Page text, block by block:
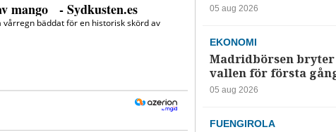
05 aug 2026
EKONOMI
Madridbörsen bryter
vallen för första
05 aug 2026
FUENGIROLA